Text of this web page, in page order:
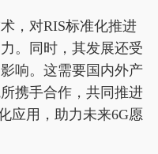
，对RIS标准化推进
。同时，其发展还受
响。这需要国内外产
携手合作，共同推进
应用，助力未来6G愿